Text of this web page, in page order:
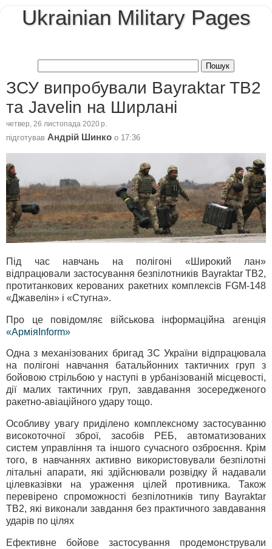
Ukrainian Military Pages
ЗСУ випробували Bayraktar TB2
та Javelin на Ширлані
четвер, 26 листопада 2020 р.
підготував Андрій Шинко о 17:36
Під час навчань на полігоні «Широкий лан»
відпрацювали застосування безпілотників Bayraktar TB2,
протитанкових керованих ракетних комплексів FGM-148
«Джавелін» і «Стугна».
Про це повідомляє військова інформаційна агенція
«АрміяInform»
Одна з механізованих бригад ЗС України відпрацювала
на полігоні навчання батальйонних тактичних груп з
бойовою стрільбою у наступі в урбанізованій місцевості,
дії малих тактичних груп, завдавання зосередженого
ракетно-авіаційного удару тощо.
Особливу увагу приділено комплексному застосуванню
високоточної зброї, засобів РЕБ, автоматизованих
систем управління та іншого сучасного озброєння. Крім
того, в навчаннях активно використовували безпілотні
літальні апарати, які здійснювали розвідку й надавали
цілевказівки на ураження цілей противника. Також
перевірено спроможності безпілотників типу Bayraktar
TB2, які виконали завдання без практичного завдавання
ударів по цілях
Ефективне бойове застосування продемонстрували